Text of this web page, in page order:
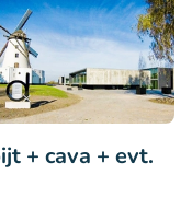
+ cava + evt.